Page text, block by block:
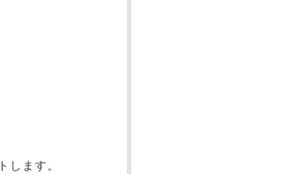
します。